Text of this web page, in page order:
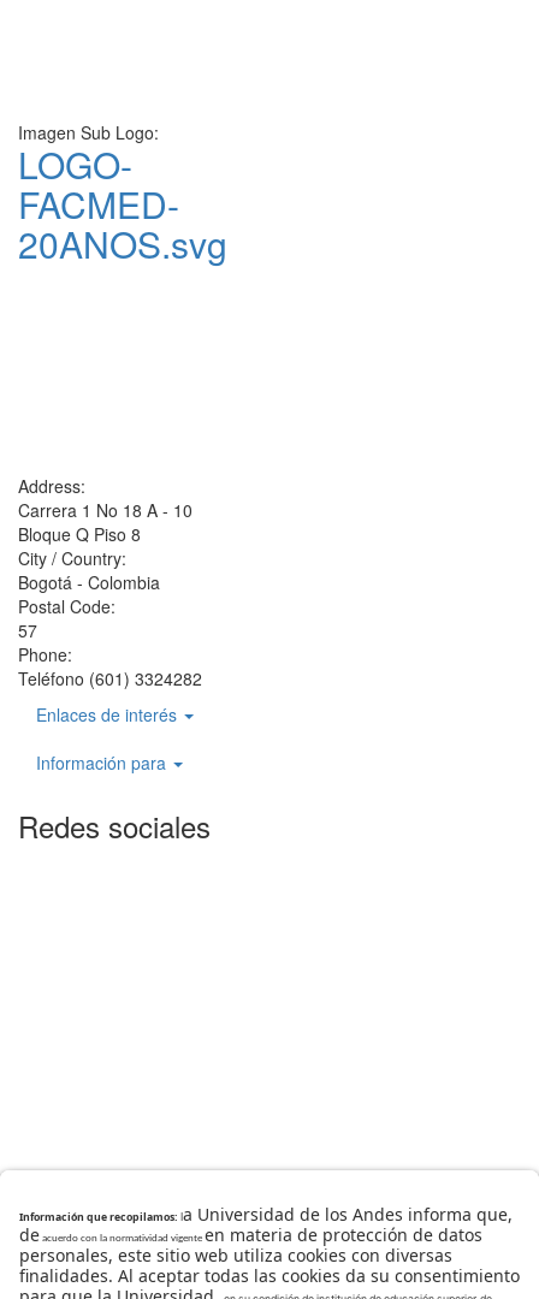
Imagen Sub Logo:
LOGO-
FACMED-
20ANOS.svg
Address:
Carrera 1 No 18 A - 10
Bloque Q Piso 8
City / Country:
Bogotá - Colombia
Postal Code:
57
Phone:
Teléfono (601) 3324282
Enlaces de interés
Información para
Redes sociales